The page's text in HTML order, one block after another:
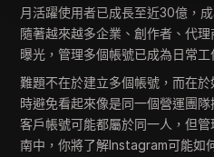
月活躍使用者已成長至近30億，
隨著越來越多企業、創作者、代
曝光，管理多個帳號已成為日常工
難題不在於建立多個帳號，而在
時避免看起來像是同一個營運團
客戶帳號可能都屬於同一人，但
南中，你將了解Instagram可能如